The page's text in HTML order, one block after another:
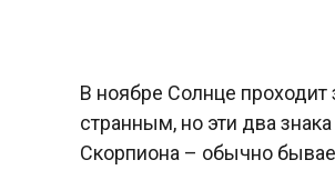
В ноябре Солнце проходит
странным, но эти два
Скорпиона – обычно